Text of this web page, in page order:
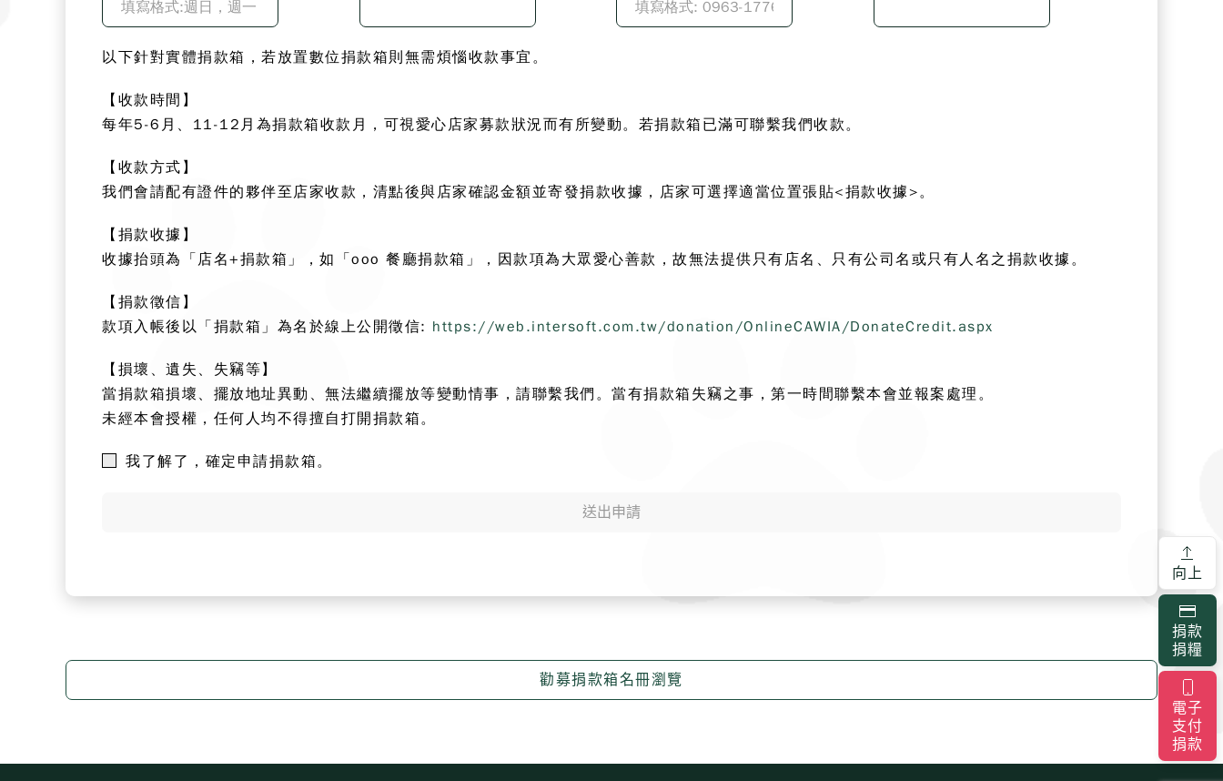
以下針對實體捐款箱 ，若放置數位捐款箱則無需煩惱收款事宜。
【收款時間】
每年5-6月、11-12月為捐款箱收款月，可視愛心店家募款狀況而有所變動。若捐款箱已滿可聯繫我們收款。
【收款方式】
我們會請配有證件的夥伴至店家收款，清點後與店家確認金額並寄發捐款收據，店家可選擇適當位置張貼<捐款收據>。
【捐款收據】
收據抬頭為「店名+捐款箱」，如「ooo 餐廳捐款箱」，因款項為大眾愛心善款，故無法提供只有店名、只有公司名或只有人名之捐款收據。
【捐款徵信】
款項入帳後以「捐款箱」為名於線上公開徵信: https://web.intersoft.com.tw/donation/OnlineCAWIA/DonateCredit.aspx
【損壞、遺失、失竊等】
當捐款箱損壞、擺放地址異動、無法繼續擺放等變動情事，請聯繫我們。當有捐款箱失竊之事，第一時間聯繫本會並報案處理。
未經本會授權，任何人均不得擅自打開捐款箱。
我了解了，確定申請捐款箱。
送出申請
勸募捐款箱名冊瀏覽
向上
捐款
捐糧
電子
支付
捐款